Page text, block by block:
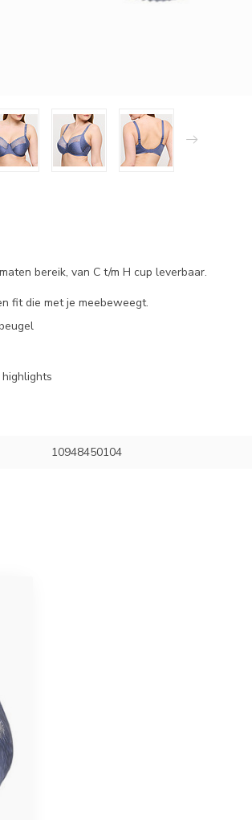
bereik, van C t/m H cup leverbaar.
fit die met je meebeweegt.
10948450104